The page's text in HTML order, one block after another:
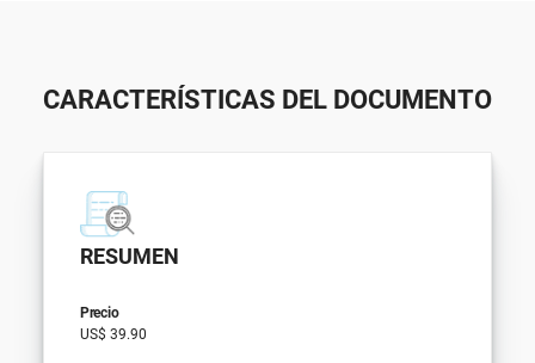
CARACTERÍSTICAS DEL DOCUMENTO
RESUMEN
Precio
US$ 39.90